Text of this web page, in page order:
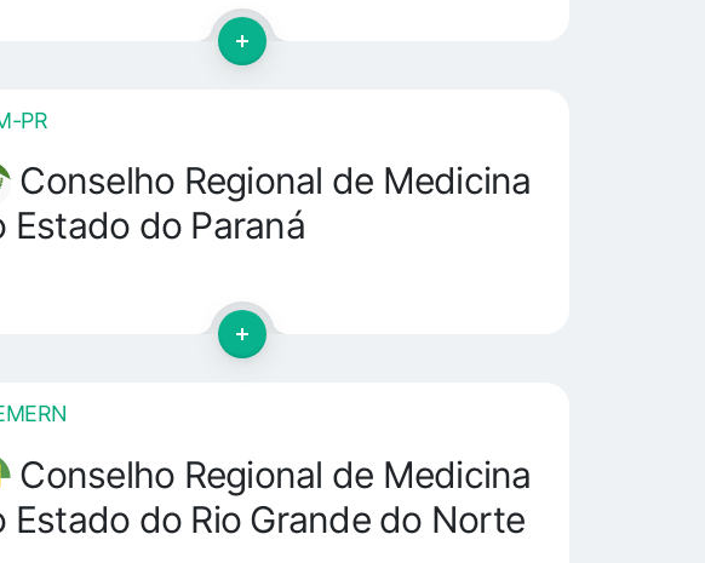
PR
Conselho Regional de Medicina
Estado do Paraná
Conselho Regional de Medicina
Estado do Rio Grande do Norte